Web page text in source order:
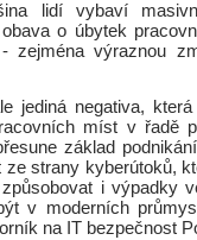
lidí vybaví
o úbytek
zejména výraznou
jediná negativa,
míst v řadě
základ
strany kyberútoků,
i výpadky
v moderních
na IT bezpečnost